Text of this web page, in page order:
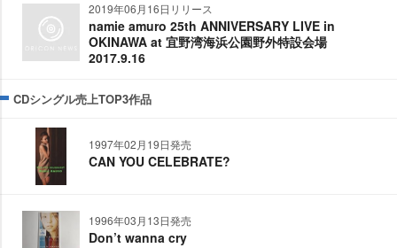
2019年06月16日リリース
namie amuro 25th ANNIVERSARY LIVE in
OKINAWA at 宜野湾海浜公園野外特設会場
2017.9.16
CDシングル売上TOP3作品
1997年02月19日発売
CAN YOU CELEBRATE?
1996年03月13日発売
Don’t wanna cry